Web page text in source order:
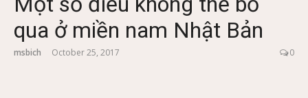
qua ở miền nam Nhật Bản
msbich October 25, 2017 0